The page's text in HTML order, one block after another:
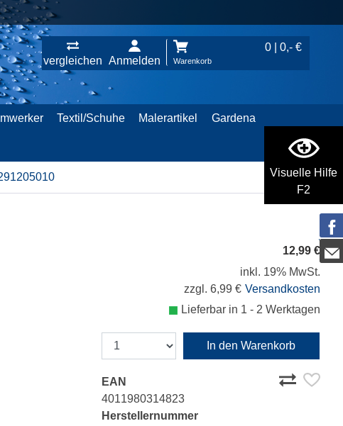
Visuelle Hilfe
F2
vergleichen Anmelden
0 | 0,- €
Warenkorb
Textil/Schuhe Malerartikel Gardena
12,99 €
inkl. 19% MwSt.
zzgl. 6,99 € Versandkosten
Lieferbar in 1 - 2 Werktagen
In den Warenkorb
EAN
4011980314823
Herstellernummer